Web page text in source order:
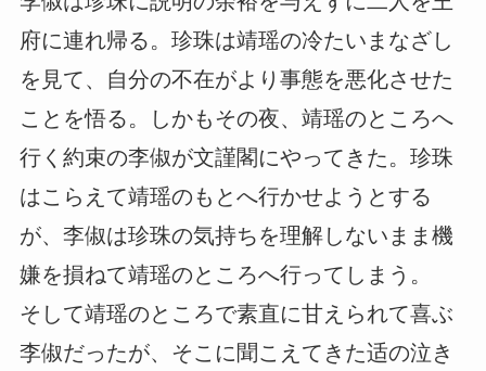
府に連れ帰る。珍珠は靖瑶の冷たいまなざし
を見て、自分の不在がより事態を悪化させた
ことを悟る。しかもその夜、靖瑶のところへ
行く約束の李俶が文謹閣にやってきた。珍珠
はこらえて靖瑶のもとへ行かせようとする
が、李俶は珍珠の気持ちを理解しないまま機
嫌を損ねて靖瑶のところへ行ってしまう。
そして靖瑶のところで素直に甘えられて喜ぶ
李俶だったが、そこに聞こえてきた适の泣き